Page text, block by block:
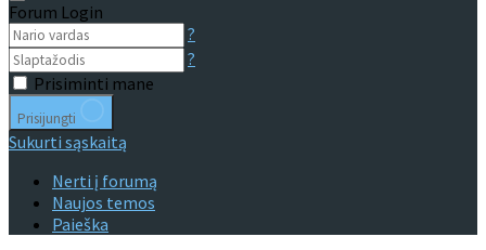
Forum Login
?
?
Prisiminti mane
Prisijungti
Sukurti sąskaitą
Nerti į forumą
Naujos temos
Paieška